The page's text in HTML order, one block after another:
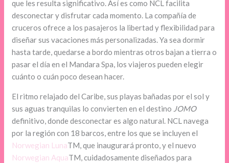
que les resulta significativo. Así es como NCL facilita
desconectar y disfrutar cada momento. La compañía de
cruceros ofrece a los pasajeros la libertad y flexibilidad para
diseñar sus vacaciones más personalizadas. Ya sea dormir
hasta tarde, quedarse a bordo mientras otros bajan a tierra o
pasar el día en el Mandara Spa, los viajeros pueden elegir
cuánto o cuán poco desean hacer.
El ritmo relajado del Caribe, sus playas bañadas por el sol y
sus aguas tranquilas lo convierten en el destino JOMO
definitivo, donde desconectar es algo natural. NCL navega
por la región con 18 barcos, entre los que se incluyen el
Norwegian LunaTM, que inaugurará pronto, y el nuevo
Norwegian AquaTM, cuidadosamente diseñados para